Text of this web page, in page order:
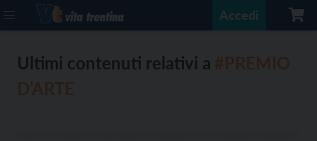
Accedi
Ultimi contenuti relativi a